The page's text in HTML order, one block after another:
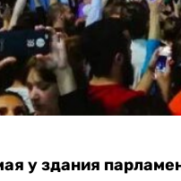
у здания